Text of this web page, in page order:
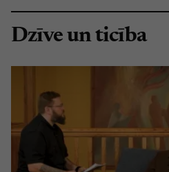
Dzīve un ticība